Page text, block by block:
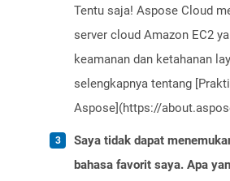
Tentu saja! Aspose Cloud
server cloud Amazon EC2
keamanan dan ketahanan
selengkapnya tentang
Aspose](https://
Saya tidak dapat
bahasa favorit saya. Apa